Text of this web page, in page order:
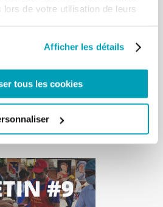
de votre utilisation de leurs
Afficher les détails
tous les cookies